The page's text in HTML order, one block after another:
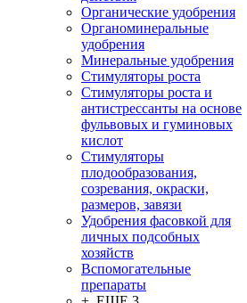
Органические удобрения
Органоминеральные
удобрения
Минеральные удобрения
Стимуляторы роста
Стимуляторы роста и
антистрессанты на основе
фульвовых и гуминовых
кислот
Стимуляторы
плодообразования,
созревания, окраски,
размеров, завязи
Удобрения фасовкой для
личных подсобных
хозяйств
Вспомогательные
препараты